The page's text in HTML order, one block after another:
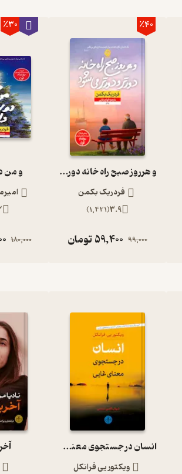
٪40
و هرروز صبح راه خانه دورتر و دورتر می شود
فردریک بکمن
3.9
(
1,421
)
99,000
59,400تومان
٪30
و من
180,000
انسان در جستجوی معنی غایی
ویکتور یی فرانکل